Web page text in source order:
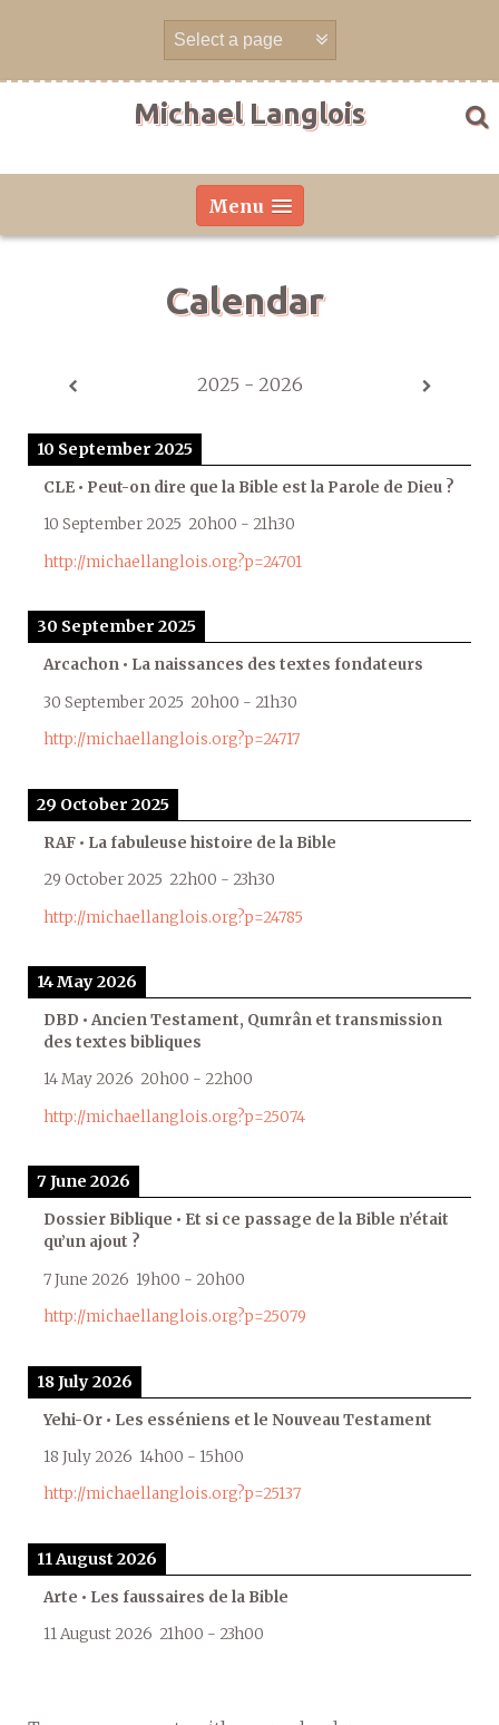
Michael Langlois
Menu
Calendar
2025 - 2026
10 September 2025
CLE • Peut-on dire que la Bible est la Parole de Dieu ?
10 September 2025 20h00 - 21h30
http://michaellanglois.org?p=24701
30 September 2025
Arcachon • La naissances des textes fondateurs
30 September 2025 20h00 - 21h30
http://michaellanglois.org?p=24717
29 October 2025
RAF • La fabuleuse histoire de la Bible
29 October 2025 22h00 - 23h30
http://michaellanglois.org?p=24785
14 May 2026
DBD • Ancien Testament, Qumrân et transmission
des textes bibliques
14 May 2026 20h00 - 22h00
http://michaellanglois.org?p=25074
7 June 2026
Dossier Biblique • Et si ce passage de la Bible n’était
qu’un ajout ?
7 June 2026 19h00 - 20h00
http://michaellanglois.org?p=25079
18 July 2026
Yehi-Or • Les esséniens et le Nouveau Testament
18 July 2026 14h00 - 15h00
http://michaellanglois.org?p=25137
11 August 2026
Arte • Les faussaires de la Bible
11 August 2026 21h00 - 23h00